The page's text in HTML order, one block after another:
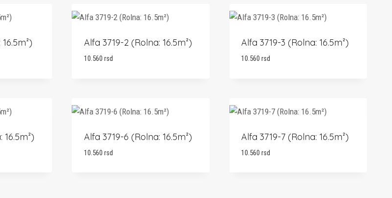
Alfa 3719-2 (Rolna: 16.5m²)
10.560 rsd
Alfa 3719-3 (Rolna: 16.5m²)
10.560 rsd
Alfa 3719-6 (Rolna: 16.5m²)
10.560 rsd
Alfa 3719-7 (Rolna: 16.5m²)
10.560 rsd